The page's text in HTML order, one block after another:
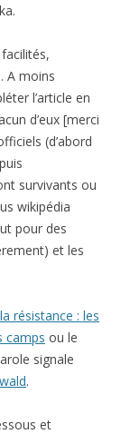
A moins
l’article en
d’eux [merci
(d’abord
survivants ou
wikipédia
pour des
et les
résistance : les
camps ou le
signale
.
et